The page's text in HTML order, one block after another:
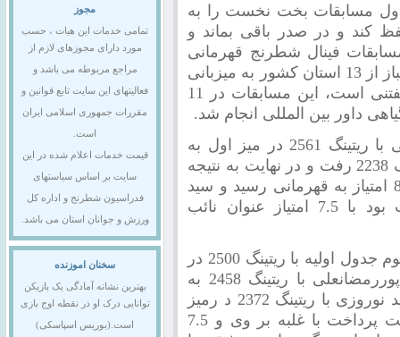
مسابقات بخت نخست را به
کند و در صدر باقی بماند و
فینال شطرنج قهرمانی
کشور آقایان از 6 آذر ماه با حضور 36 شطرنجباز از 13 استان کشور به میزبانی
آذربایجان شرقی در شهر تبریز برگزار شد.گفتنی است، این مسابقات در 11
داور بین المللی انجام شد.
گفتنی است، استاد بزرگ احسان قائم مقامی با ریتینگ 2561 در میز اول به
پیکار با استاد فیده سید خلیل موسوی با ریتینگ 2238 رفت و در نهایت به نتیجه
تساوی دست یافتند و احسان قائم مقامی با 8 امتیاز به قهرمانی رسید و سید
خلیل موسوی که بخت 23 جدول مسابقات بود با 7.5 امتیاز عنوان نائب
همچنین، استاد بزرگ اصغر گلی زاده بخت سوم جدول اولیه با ریتینگ 2500 در
میز سوم در رقابت با استاد فیده امیررضا پوررمضانعلی با ریتینگ 2458 به
امید نوروزی با ریتینگ 2372 د رمیز
چهارم با امین نصری با ریتینگ 2320 به رقابت پرداخت با غلبه بر وی و 7.5
مجوز
تمامی خدمات این هیات ، حسب
مورد دارای مجوزهای لازم از
مراجع مربوطه می باشد و
فعالیتهای این سایت تابع قوانین و
مقررات جمهوری اسلامی ایران
است.
قیمت خدمات اعلام شده در این
سایت بر اساس سیاستهای
فدراسیون شطرنج و اداره کل
ورزش و جوانان استان می باشد.
سخنان اموزنده
بهترین نشانه آمادگی یک بازیکن
توانایی درک او در نقطه اوج بازی
است.(بوریس اسپاسکی)